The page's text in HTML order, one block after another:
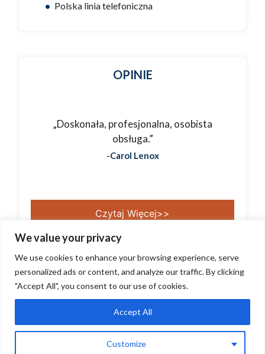
We value your privacy
We use cookies to enhance your browsing experience, serve
personalized ads or content, and analyze our traffic. By clicking
"Accept All", you consent to our use of cookies.
Customize
Accept All
Polska linia telefoniczna
OPINIE
„Doskonała, profesjonalna, osobista
obsługa.”
-Carol Lenox
Czytaj Więcej>>
Copyright LMK Law 2023 |Privacy Policy|Cookie Policy